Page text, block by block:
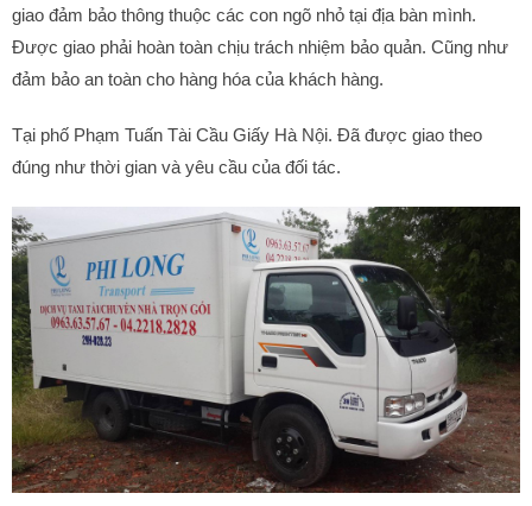
giao đảm bảo thông thuộc các con ngõ nhỏ tại địa bàn mình.
Được giao phải hoàn toàn chịu trách nhiệm bảo quản. Cũng như
đảm bảo an toàn cho hàng hóa của khách hàng.
Tại phố Phạm Tuấn Tài Cầu Giấy Hà Nội. Đã được giao theo
đúng như thời gian và yêu cầu của đối tác.